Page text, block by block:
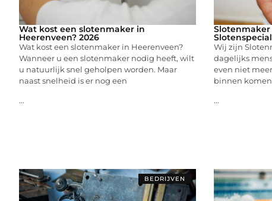
Wat kost een slotenmaker in
Heerenveen? 2026
Wat kost een slotenmaker in Heerenveen?
Wanneer u een slotenmaker nodig heeft, wilt
u natuurlijk snel geholpen worden. Maar
naast snelheid is er nog een
...
Slotenmaker
Wij zijn
dagelijks
even niet
binnen
...
BEDRIJVEN